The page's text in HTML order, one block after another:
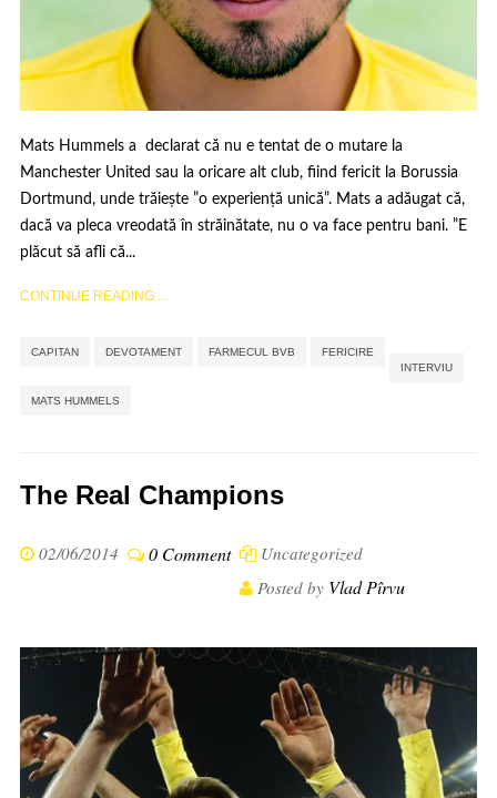
Mats Hummels a declarat că nu e tentat de o mutare la
Manchester United sau la oricare alt club, fiind fericit la Borussia
Dortmund, unde trăiește ”o experiență unică”. Mats a adăugat că,
dacă va pleca vreodată în străinătate, nu o va face pentru bani. ”E
plăcut să afli că...
CONTINUE READING ...
CAPITAN DEVOTAMENT FARMECUL BVB FERICIRE
INTERVIU
MATS HUMMELS
The Real Champions
02/06/2014 0 Comment
Uncategorized
Posted by Vlad Pîrvu